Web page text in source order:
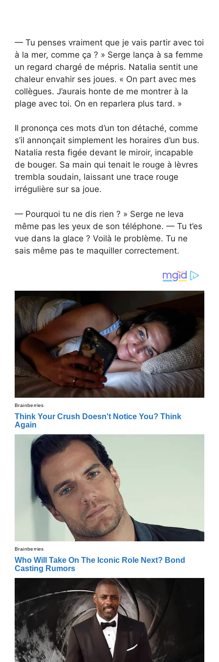
— Tu penses vraiment que je vais partir avec toi
à la mer, comme ça ? » Serge lança à sa femme
un regard chargé de mépris. Natalia sentit une
chaleur envahir ses joues. « On part avec mes
collègues. J’aurais honte de me montrer à la
plage avec toi. On en reparlera plus tard. »
Il prononça ces mots d’un ton détaché, comme
s’il annonçait simplement les horaires d’un bus.
Natalia resta figée devant le miroir, incapable
de bouger. Sa main qui tenait le rouge à lèvres
trembla soudain, laissant une trace rouge
irrégulière sur sa joue.
— Pourquoi tu ne dis rien ? » Serge ne leva
même pas les yeux de son téléphone. — Tu t’es
vue dans la glace ? Voilà le problème. Tu ne
sais même pas te maquiller correctement.